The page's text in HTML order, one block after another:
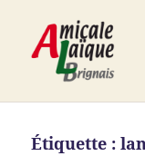
Étiquette :